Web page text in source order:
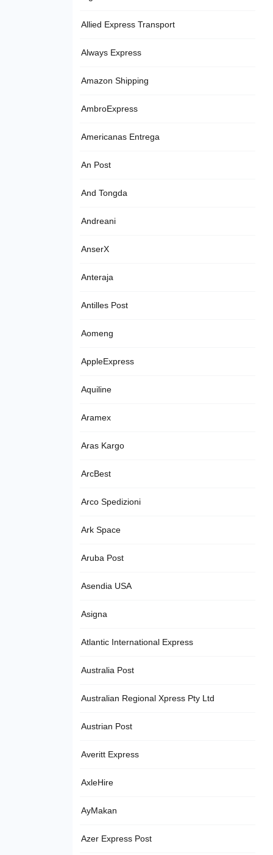
Allied Express Transport
Always Express
Amazon Shipping
AmbroExpress
Americanas Entrega
An Post
And Tongda
Andreani
AnserX
Anteraja
Antilles Post
Aomeng
AppleExpress
Aquiline
Aramex
Aras Kargo
ArcBest
Arco Spedizioni
Ark Space
Aruba Post
Asendia USA
Asigna
Atlantic International Express
Australia Post
Australian Regional Xpress Pty Ltd
Austrian Post
Averitt Express
AxleHire
AyMakan
Azer Express Post